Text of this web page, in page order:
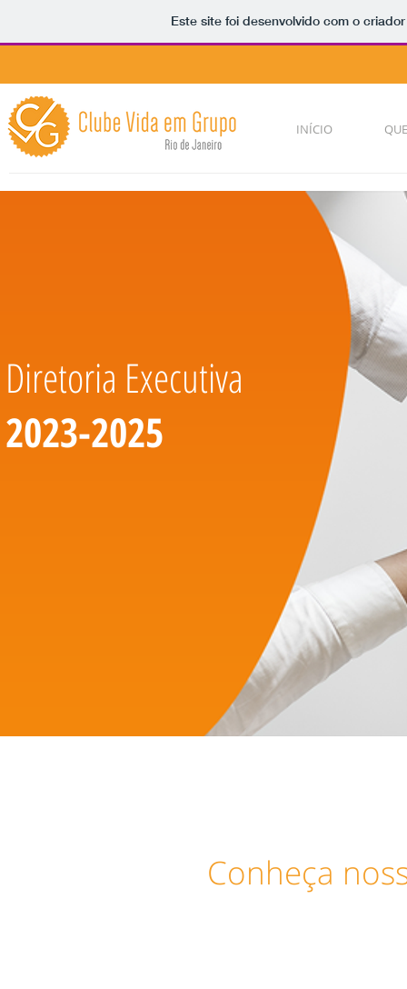
Este site foi desenvolvido com o
INÍCIO
Diretoria Executiva
2023-2025
Conheça